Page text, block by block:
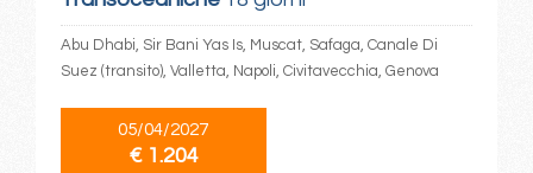
Abu Dhabi, Sir Bani Yas Is, Muscat, Safaga, Canale Di
Suez (transito), Valletta, Napoli, Civitavecchia, Genova
05/04/2027
€ 1.204